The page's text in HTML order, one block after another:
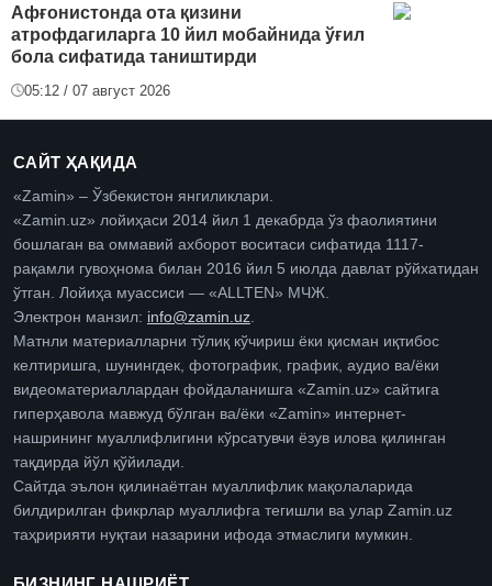
Афғонистонда ота қизини
атрофдагиларга 10 йил мобайнида ўғил
бола сифатида таништирди
05:12 / 07 август 2026
САЙТ ҲАҚИДА
«Zamin» – Ўзбекистон янгиликлари.
«Zamin.uz» лойиҳаси 2014 йил 1 декабрда ўз фаолиятини
бошлаган ва оммавий ахборот воситаси сифатида 1117-
рақамли гувоҳнома билан 2016 йил 5 июлда давлат рўйхатидан
ўтган. Лойиҳа муассиси — «ALLTEN» МЧЖ.
Электрон манзил: info@zamin.uz
Матнли материалларни тўлиқ кўчириш ёки қисман иқтибос
келтиришга, шунингдек, фотографик, график, аудио ва/ёки
видеоматериаллардан фойдаланишга «Zamin.uz» сайтига
гиперҳавола мавжуд бўлган ва/ёки «Zamin» интернет-
нашрининг муаллифлигини кўрсатувчи ёзув илова қилинган
тақдирда йўл қўйилади.
Сайтда эълон қилинаётган муаллифлик мақолаларида
билдирилган фикрлар муаллифга тегишли ва улар Zamin.uz
таҳририяти нуқтаи назарини ифода этмаслиги мумкин.